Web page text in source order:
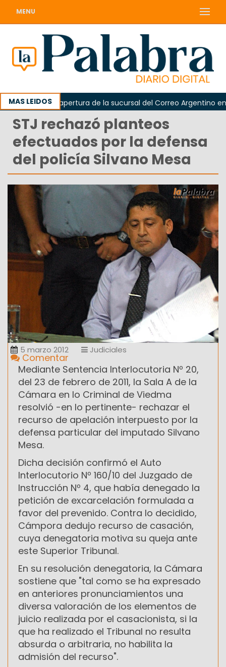
MENU
MAS LEIDOS
la reapertura de la sucursal del Correo Argentino en
STJ rechazó planteos
efectuados por la defensa
del policía Silvano Mesa
5 marzo 2012 Judiciales
Comentar
Mediante Sentencia Interlocutoria Nº 20,
del 23 de febrero de 2011, la Sala A de la
Cámara en lo Criminal de Viedma
resolvió -en lo pertinente- rechazar el
recurso de apelación interpuesto por la
defensa particular del imputado Silvano
Mesa.
Dicha decisión confirmó el Auto
Interlocutorio Nº 160/10 del Juzgado de
Instrucción Nº 4, que había denegado la
petición de excarcelación formulada a
favor del prevenido. Contra lo decidido,
Cámpora dedujo recurso de casación,
cuya denegatoria motiva su queja ante
este Superior Tribunal.
En su resolución denegatoria, la Cámara
sostiene que "tal como se ha expresado
en anteriores pronunciamientos una
diversa valoración de los elementos de
juicio realizada por el casacionista, si la
que ha realizado el Tribunal no resulta
absurda o arbitraria, no habilita la
admisión del recurso".